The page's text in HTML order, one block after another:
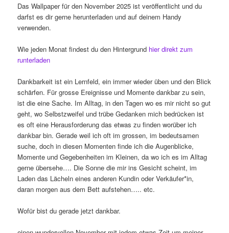
Das Wallpaper für den November 2025 ist veröffentlicht und du
darfst es dir gerne herunterladen und auf deinem Handy
verwenden.
Wie jeden Monat findest du den Hintergrund hier direkt zum
runterladen
Dankbarkeit ist ein Lernfeld, ein immer wieder üben und den Blick
schärfen. Für grosse Ereignisse und Momente dankbar zu sein,
ist die eine Sache. Im Alltag, in den Tagen wo es mir nicht so gut
geht, wo Selbstzweifel und trübe Gedanken mich bedrücken ist
es oft eine Herausforderung das etwas zu finden worüber ich
dankbar bin. Gerade weil ich oft im grossen, im bedeutsamen
suche, doch in diesen Momenten finde ich die Augenblicke,
Momente und Gegebenheiten im Kleinen, da wo ich es im Alltag
gerne übersehe…. Die Sonne die mir ins Gesicht scheint, im
Laden das Lächeln eines anderen Kundin oder Verkäufer*in,
daran morgen aus dem Bett aufstehen….. etc.
Wofür bist du gerade jetzt dankbar.